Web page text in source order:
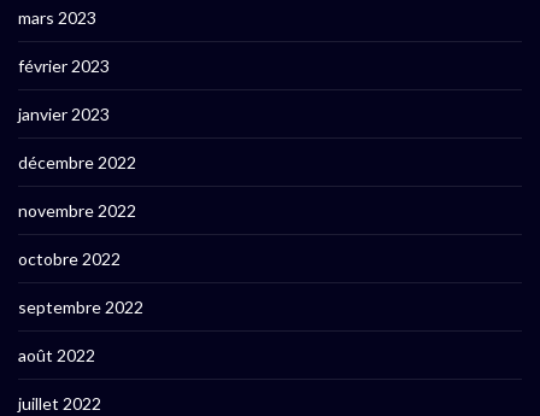
mars 2023
février 2023
janvier 2023
décembre 2022
novembre 2022
octobre 2022
septembre 2022
août 2022
juillet 2022